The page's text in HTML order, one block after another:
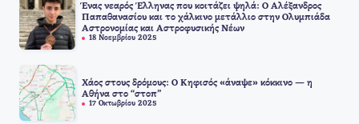
Ένας νεαρός Έλληνας που κοιτάζει ψηλά: Ο Αλέξανδρος
Παπαθανασίου και το χάλκινο μετάλλιο στην Ολυμπιάδα
Αστρονομίας και Αστροφυσικής Νέων
18 Νοεμβρίου 2025
Χάος στους δρόμους: Ο Κηφισός «άναψε» κόκκινο — η
Αθήνα στο “στοπ”
17 Οκτωβρίου 2025